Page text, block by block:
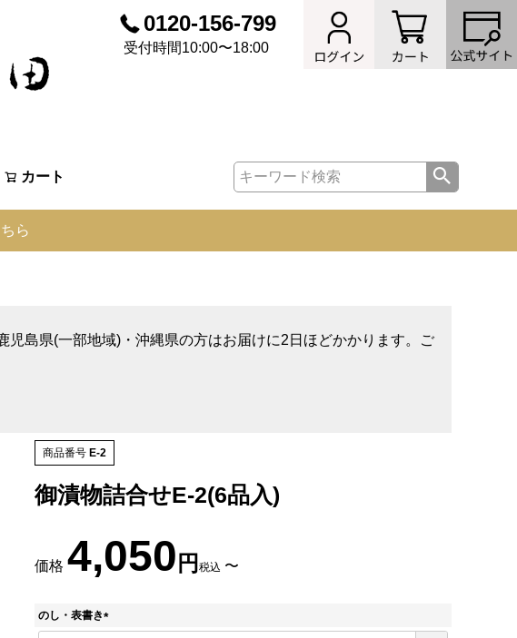
0120-156-799
受付時間10:00〜18:00
カート
ら
児島県(一部地域)・沖縄県の方はお届けに2日ほどかかります。ご
商品番号 E-2
御漬物詰合せE-2(6品入)
価格 4,050 税込 〜
のし・表書き
(